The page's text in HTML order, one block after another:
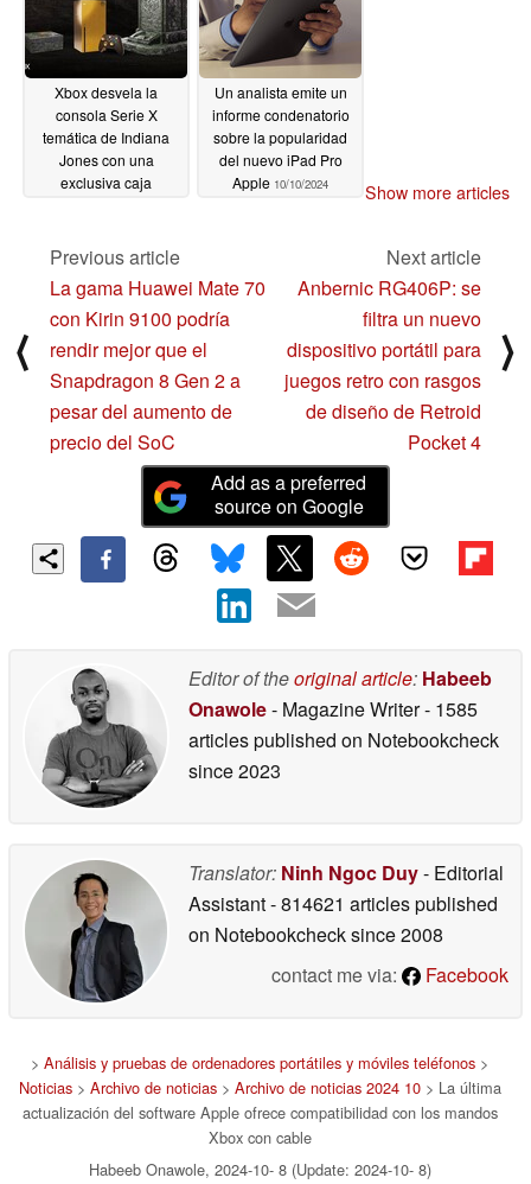
10/10/2024
Xbox desvela la
consola Serie X
temática de Indiana
Jones con una
exclusiva caja
10/10/2024
Un analista emite un
informe condenatorio
sobre la popularidad
del nuevo iPad Pro
Apple 10/10/2024 Show more articles
⟨
Previous article
La gama Huawei Mate 70
con Kirin 9100 podría
rendir mejor que el
Snapdragon 8 Gen 2 a
pesar del aumento de
precio del SoC
Next article
Anbernic RG406P: se
filtra un nuevo
dispositivo portátil para
juegos retro con rasgos
de diseño de Retroid
Pocket 4
⟩
Add as a preferred
source on Google
Editor of theoriginal article: Habeeb
Onawole- Magazine Writer- 1585
articles published on Notebookcheck
since 2023
Translator: Ninh Ngoc Duy- Editorial
Assistant- 814621 articles published
on Notebookchecksince 2008
contact me via:
Facebook
> Análisis y pruebas de ordenadores portátiles y móviles teléfonos >
Noticias> Archivo de noticias> Archivo de noticias 2024 10> La última
actualización del software Apple ofrece compatibilidad con los mandos
Xbox con cable
Habeeb Onawole, 2024-10- 8 (Update: 2024-10- 8)